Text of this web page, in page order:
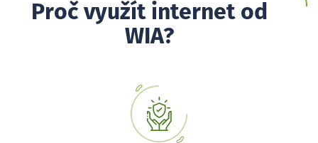
Proč využít internet od
WIA?